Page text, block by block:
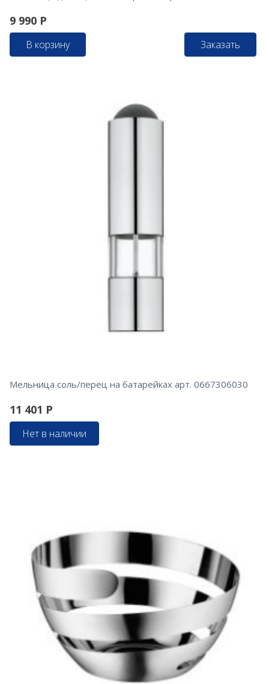
9 990 Р
В корзину Заказать
Мельница соль/перец на батарейках арт. 0667306030
11 401 Р
Нет в наличии